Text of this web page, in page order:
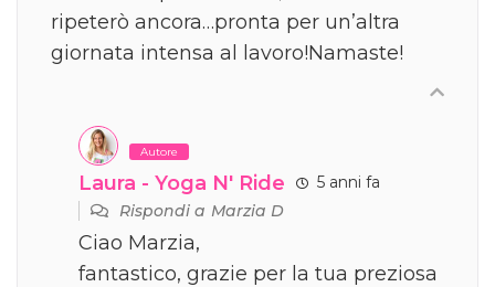
ripeterò ancora…pronta per un’altra
giornata intensa al lavoro!Namaste!
Autore
Laura - Yoga N' Ride
5 anni fa
Rispondi aMarzia D
Ciao Marzia,
fantastico, grazie per la tua preziosa